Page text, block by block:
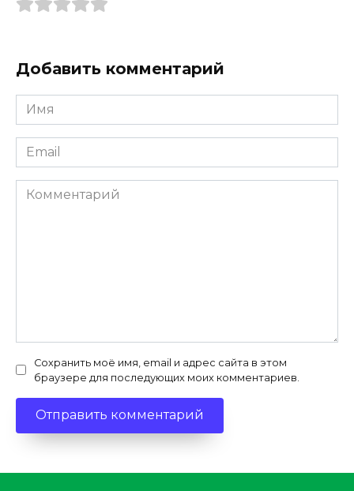
Добавить комментарий
Имя
*
Email
*
Комментарий
Сохранить моё имя, email и адрес сайта в этом
браузере для последующих моих комментариев.